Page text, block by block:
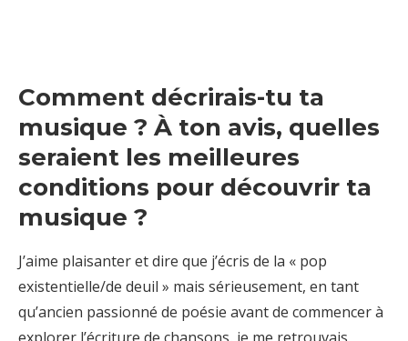
Comment décrirais-tu ta
musique ? À ton avis, quelles
seraient les meilleures
conditions pour découvrir ta
musique ?
J’aime plaisanter et dire que j’écris de la « pop
existentielle/de deuil » mais sérieusement, en tant
qu’ancien passionné de poésie avant de commencer à